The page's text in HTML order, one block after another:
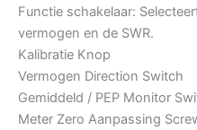
Functie schakelaar:
vermogen en de SWR.
Kalibratie Knop
Vermogen Direction Switch
Gemiddeld / PEP Monitor
Meter Zero Aanpassing